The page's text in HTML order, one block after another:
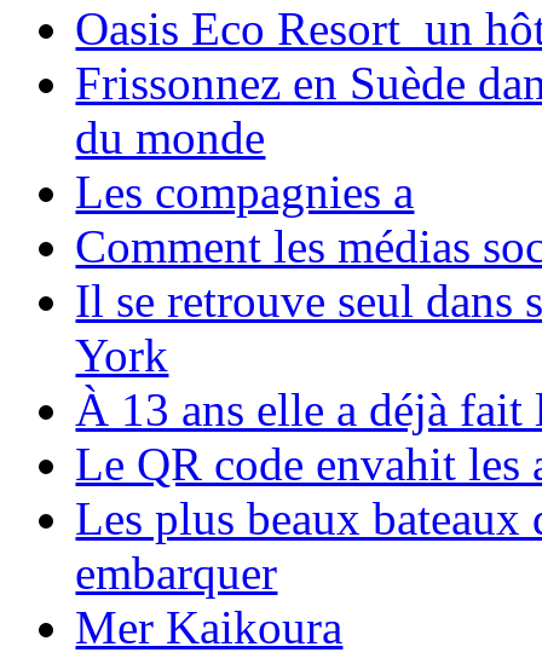
Oasis Eco Resort un
Frissonnez en Suède
du monde
Les compagnies a
Comment les médias
Il se retrouve seul dans
York
À 13 ans elle a déjà
Le QR code envahit les
Les plus beaux bateaux
embarquer
Mer Kaikoura